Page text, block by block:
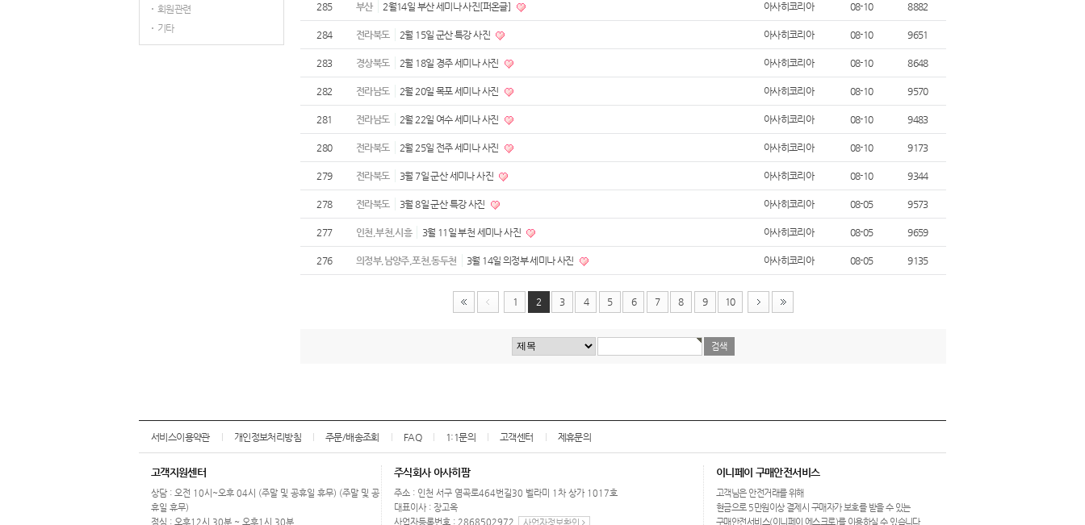
회원관련
기타
285 부산 2월14일 부산 세미나 사진[퍼온글] 아사히코리아 08-10 8882
284 전라북도 2월 15일 군산 특강 사진 아사히코리아 08-10 9651
283 경상북도 2월 18일 경주 세미나 사진 아사히코리아 08-10 8648
282 전라남도 2월 20일 목포 세미나 사진 아사히코리아 08-10 9570
281 전라남도 2월 22일 여수 세미나 사진 아사히코리아 08-10 9483
280 전라북도 2월 25일 전주 세미나 사진 아사히코리아 08-10 9173
279 전라북도 3월 7일 군산 세미나 사진 아사히코리아 08-10 9344
278 전라북도 3월 8일 군산 특강 사진 아사히코리아 08-05 9573
277 인천,부천,시흥 3월 11일 부천 세미나 사진 아사히코리아 08-05 9659
276 의정부,남양주,포천,동두천 3월 14일 의정부 세미나 사진 아사히코리아 08-05 9135
1 2 3 4 5 6 7 8 9 10
서비스이용약관 개인정보처리방침 주문/배송조회 FAQ 1:1문의 고객센터 제휴문의
고객지원센터
상담 : 오전 10시~오후 04시 (주말 및 공휴일 휴무) (주말 및 공
휴일 휴무)
점심 : 오후12시 30분 ~ 오후1시 30분
주식회사 아사히팜
주소 : 인천 서구 염곡로464번길30 벨라미 1차 상가 1017호
대표이사 : 장고옥
사업자등록번호 : 2868502972
사업자정보확인
이니페이 구매안전서비스
고객님은 안전거래를 위해
현금으로 5만원이상 결제시 구매자가 보호를 받을 수 있는
구매안전서비스(이니페이 에스크로)를 이용하실 수 있습니다.